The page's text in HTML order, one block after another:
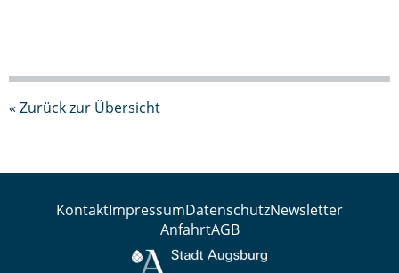
« Zurück zur Übersicht
KontaktImpressumDatenschutzNewsletter
AnfahrtAGB